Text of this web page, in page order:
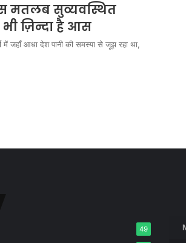
मतलब सुव्यवस्थित
ज़िन्दा है आस
में जहाँ आधा देश पानी की समस्या से जूझ रहा था,
49